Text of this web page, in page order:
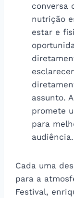
conversa
nutrição
estar e
assunto.
promete
para
audiência.
Cada uma
para a
Festival,